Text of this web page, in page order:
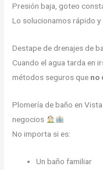
Presión baja, goteo
Lo solucionamos rápido y
Destape de drenajes de
Cuando el agua tarda en
métodos seguros que no
Plomería de baño en
negocios
No importa si es:
Un baño familiar